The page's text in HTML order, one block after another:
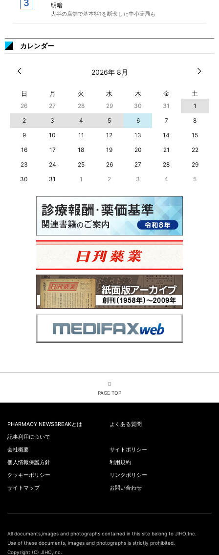
明暗
大半の店舗で基本料1を断念した中小薬局も
カレンダー
2026年 8月
日 月 火 水 木 金 土
26 27 28 29 30 31
1
2
3 4 5 6 7
8
9
10 11 12 13 14
15
16
17 18 19 20 21
22
23
24 25 26 27 28
29
30
31 1 2 3 4 5
PAGE TOP
PHARMACY NEWSBREAKとは
よくある質問
記事利用について
会社概要
サイトポリシー
個人情報保護方針
利用規約
クッキーポリシー
リンクポリシー
サイトマップ
お問い合わせ
All documents,images and photographs contained in this site belong to JIHO,Inc.
Use of these documents, images and photographs is strictly prohibited.
Copyright (C) JIHO,Inc.